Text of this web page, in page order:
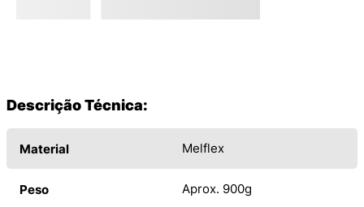
Descrição Técnica:
Material Melflex
Peso Aprox. 900g